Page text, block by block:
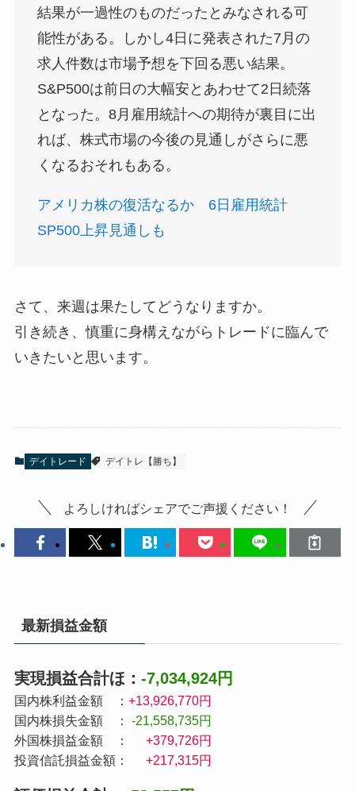
結果が一過性のものだったとみなされる可
能性がある。しかし4日に発表された7月の
求人件数は市場予想を下回る悪い結果。
S&P500は前日の大幅安とあわせて2日続落
となった。8月雇用統計への期待が裏目に出
れば、株式市場の今後の見通しがさらに悪
くなるおそれもある。
アメリカ株の復活なるか 6日雇用統計
SP500上昇見通しも
さて、来週は果たしてどうなりますか。
引き続き、慎重に身構えながらトレードに臨んで
いきたいと思います。
デイトレード デイトレ【勝ち】
よろしければシェアでご声援ください！
最新損益金額
実現損益合計ほ： -7,034,924円
国内株利益金額 ： +13,926,770円
国内株損失金額 ：
-21,558,735円
外国株損益金額 ：
+379,726円
投資信託損益金額：
+217,315円